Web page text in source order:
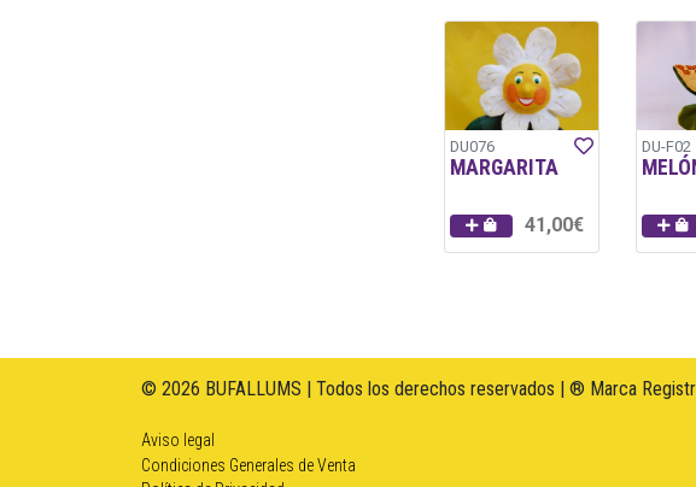
DU076
MARGARITA
41,00€
DU-F02
© 2026 BUFALLUMS | Todos los derechos reservados | ® Marca
Aviso legal
Condiciones Generales de Venta